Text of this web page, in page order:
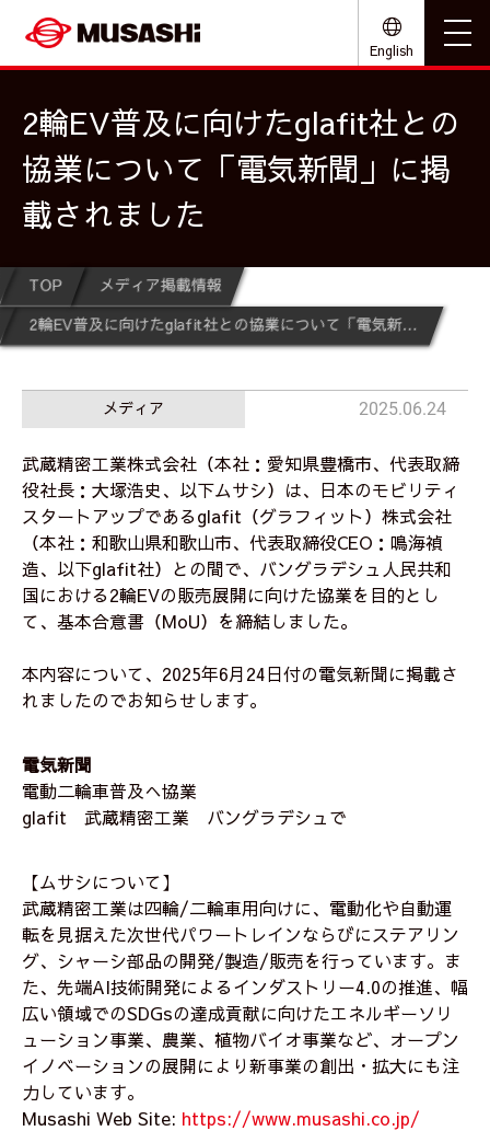
English
2輪EV普及に向けたglafit社との
協業について「電気新聞」に掲
載されました
TOP
メディア掲載情報
2輪EV普及に向けたglafit社との協業について「電気新聞」に掲載されました
メディア 2025.06.24
武蔵精密工業株式会社（本社：愛知県豊橋市、代表取締
役社長：大塚浩史、以下ムサシ）は、日本のモビリティ
スタートアップであるglafit（グラフィット）株式会社
（本社：和歌山県和歌山市、代表取締役CEO：鳴海禎
造、以下glafit社）との間で、バングラデシュ人民共和
国における2輪EVの販売展開に向けた協業を目的とし
て、基本合意書（MoU）を締結しました。
本内容について、2025年6月24日付の電気新聞に掲載さ
れましたのでお知らせします。
電気新聞
電動二輪車普及へ協業
glafit 武蔵精密工業 バングラデシュで
【ムサシについて】
武蔵精密工業は四輪/二輪車用向けに、電動化や自動運
転を見据えた次世代パワートレインならびにステアリン
グ、シャーシ部品の開発/製造/販売を行っています。ま
た、先端AI技術開発によるインダストリー4.0の推進、幅
広い領域でのSDGsの達成貢献に向けたエネルギーソリ
ューション事業、農業、植物バイオ事業など、オープン
イノベーションの展開により新事業の創出・拡大にも注
力しています。
Musashi Web Site: https://www.musashi.co.jp/